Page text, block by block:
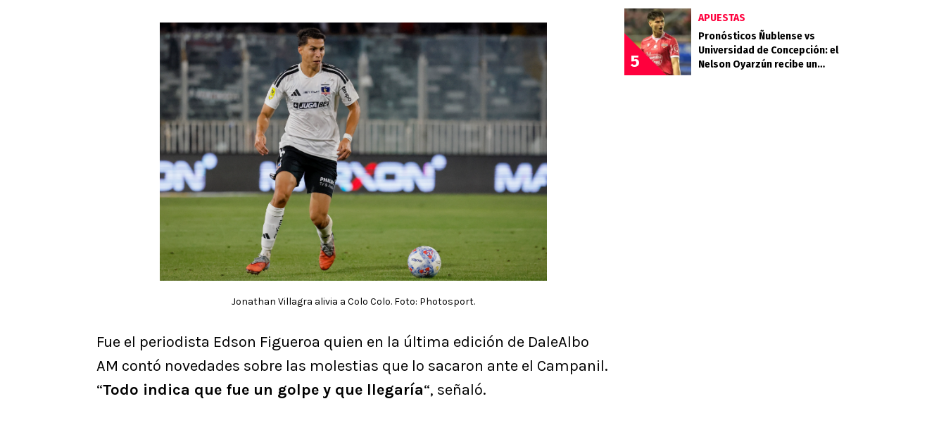
Jonathan Villagra alivia a Colo Colo. Foto: Photosport.
Fue el periodista Edson Figueroa quien en la última edición de DaleAlbo
AM contó novedades sobre las molestias que lo sacaron ante el Campanil.
“Todo indica que fue un golpe y que llegaría“, señaló.
5
APUESTAS
Pronósticos Ñublense vs
Universidad de Concepción: el
Nelson Oyarzún recibe un